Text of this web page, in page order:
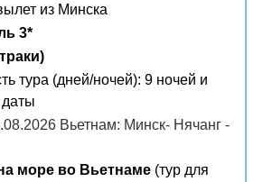
из Минска
3*
тура (дней/ночей): 9 ночей и
Вьетнам: Минск- Нячанг -
море во Вьетнаме (тур для